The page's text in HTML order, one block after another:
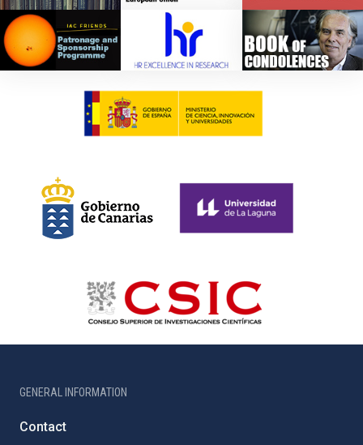
GENERAL INFORMATION
Contact